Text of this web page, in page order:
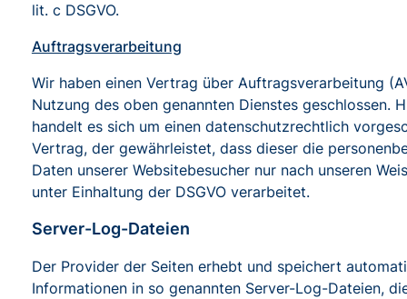
lit. c DSGVO.
Auftragsverarbeitung
Wir haben einen Vertrag über Auftragsverarbeitung
Nutzung des oben genannten Dienstes geschlossen.
handelt es sich um einen datenschutzrechtlich
Vertrag, der gewährleistet, dass dieser die
Daten unserer Websitebesucher nur nach unseren
unter Einhaltung der DSGVO verarbeitet.
Server-Log-Dateien
Der Provider der Seiten erhebt und speichert
Informationen in so genannten Server-Log-Dateien,